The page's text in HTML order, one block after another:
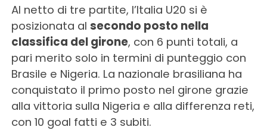
Al netto di tre partite, l’Italia U20 si è
posizionata al secondo posto nella
classifica del girone, con 6 punti totali, a
pari merito solo in termini di punteggio con
Brasile e Nigeria. La nazionale brasiliana ha
conquistato il primo posto nel girone grazie
alla vittoria sulla Nigeria e alla differenza reti,
con 10 goal fatti e 3 subiti.